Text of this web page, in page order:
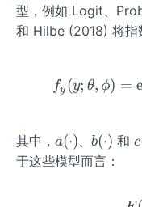
型，例如 Logit、
和 Hilbe (2018) 将指
fy (y; θ, ϕ) =
其中， a
(\c
a(⋅)
b
(\c
b(⋅) 和 c
t)
c
于这些模型而言：